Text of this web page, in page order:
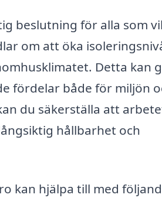
beslutning för alla som
om att öka
Detta kan
fördelar både för miljön
du säkerställa att
hållbarhet och
kan hjälpa till med